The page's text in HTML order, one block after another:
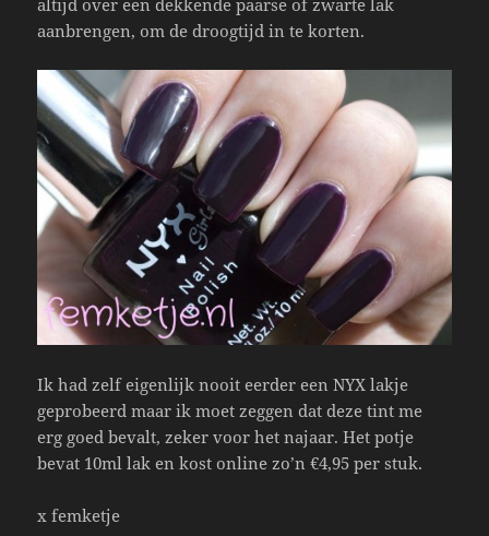
aanbrengen, om de droogtijd in te korten.
Ik had zelf eigenlijk nooit eerder een NYX lakje
geprobeerd maar ik moet zeggen dat deze tint me
erg goed bevalt, zeker voor het najaar. Het potje
bevat 10ml lak en kost online zo’n €4,95 per stuk.
x femketje